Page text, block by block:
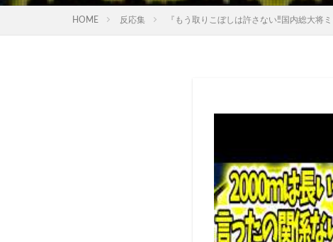
HOME 反応集 『もう取りこぼしは許さない‼国内総大将